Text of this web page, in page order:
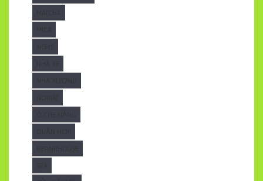
MATCHA
MICA
NHÀ XE
NHÀ XƯỞNG
NOIBAT
REPAIRHOUSE
SPA